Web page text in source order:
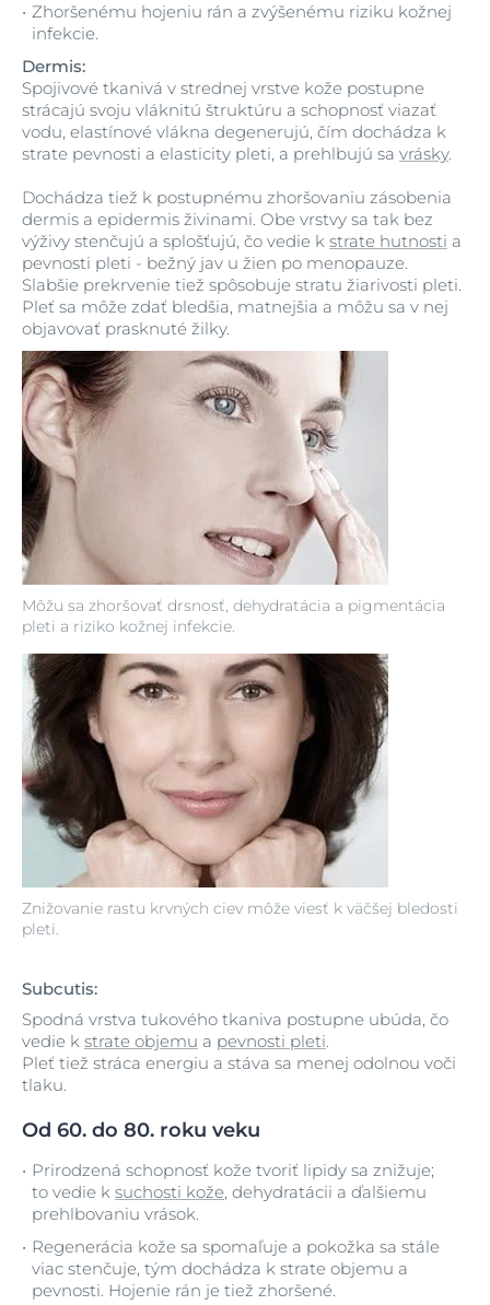
Môžu sa zhoršovať drsnosť, dehydratácia a pigmentácia
pleti a riziko kožnej infekcie.
Znižovanie rastu krvných ciev môže viesť k väčšej bledosti
pleti.
Zhoršenému hojeniu rán a zvýšenému riziku kožnej
infekcie.
Dermis:
Spojivové tkanivá v strednej vrstve kože postupne
strácajú svoju vláknitú štruktúru a schopnosť viazať
vodu, elastínové vlákna degenerujú, čím dochádza k
strate pevnosti a elasticity pleti, a prehlbujú sa vrásky.
Dochádza tiež k postupnému zhoršovaniu zásobenia
dermis a epidermis živinami. Obe vrstvy sa tak bez
výživy stenčujú a splošťujú, čo vedie k strate hutnosti a
pevnosti pleti - bežný jav u žien po menopauze.
Slabšie prekrvenie tiež spôsobuje stratu žiarivosti pleti.
Pleť sa môže zdať bledšia, matnejšia a môžu sa v nej
objavovať prasknuté žilky.
Subcutis:
Spodná vrstva tukového tkaniva postupne ubúda, čo
vedie k strate objemu a pevnosti pleti.
Pleť tiež stráca energiu a stáva sa menej odolnou voči
tlaku.
Od 60. do 80. roku veku
Prirodzená schopnosť kože tvoriť lipidy sa znižuje;
to vedie k suchosti kože, dehydratácii a ďalšiemu
prehlbovaniu vrások.
Regenerácia kože sa spomaľuje a pokožka sa stále
viac stenčuje, tým dochádza k strate objemu a
pevnosti. Hojenie rán je tiež zhoršené.